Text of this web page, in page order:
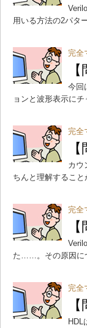
用いる方法の2パタ
完全
今回
ョンと波形表示にチ
完全
カウ
ちんと理解すること
完全
た……。その原因に
完全
HDL